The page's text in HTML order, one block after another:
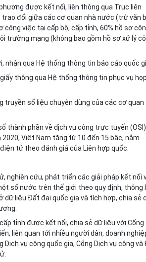
được kết nối, liên thông qua Trục liên
trao đổi giữa các cơ quan nhà nước (trừ văn
việc tại cấp bộ, cấp tỉnh, 60% hồ sơ
trường mạng (không bao gồm hồ sơ xử lý
nhận qua Hệ thống thông tin báo cáo quốc
thông qua Hệ thống thông tin phục vụ
truyền số liệu chuyên dùng của các cơ quan
thành phần về dịch vụ công trực tuyến
Việt Nam tăng từ 10 đến 15 bậc, nằm
tử theo đánh giá của Liên hợp quốc.
nghiên cứu, phát triển các giải pháp kết nối
số nước trên thế giới theo quy định, thông
dữ liệu Đất đai quốc gia và tích hợp, chia sẻ
tỉnh được kết nối, chia sẻ dữ liệu với Cổng
liên quan tới nhiều người dân, doanh
vụ công quốc gia, Cổng Dịch vụ công và